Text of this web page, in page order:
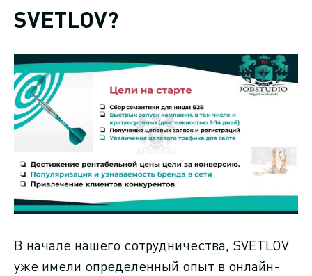
SVETLOV?
В начале нашего сотрудничества, SVETLOV
уже имели определенный опыт в онлайн-